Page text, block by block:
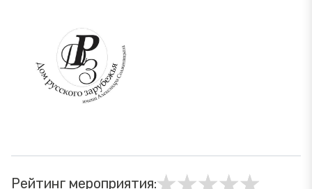
Рейтинг мероприятия: